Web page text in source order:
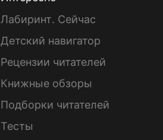
Лабиринт. Сейчас
Детский навигатор
Рецензии читателей
Книжные обзоры
Подборки читателей
Тесты